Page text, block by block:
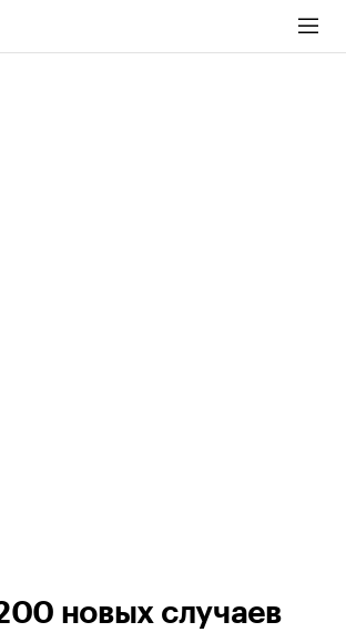
новых случаев